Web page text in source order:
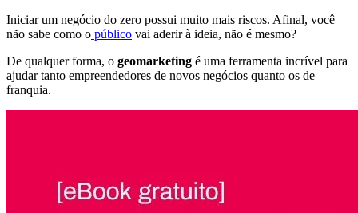
Iniciar um negócio do zero possui muito mais riscos. Afinal, você
não sabe como o público vai aderir à ideia, não é mesmo?
De qualquer forma, o geomarketing é uma ferramenta incrível para
ajudar tanto empreendedores de novos negócios quanto os de
franquia.